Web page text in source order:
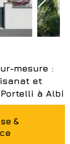
mesure :
et
à Albi
&